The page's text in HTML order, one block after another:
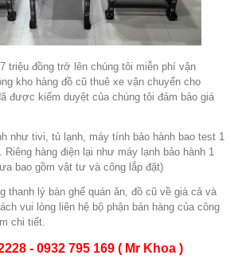
triệu đồng trở lên chúng tôi miễn phí vận
kho hàng đồ cũ thuê xe vận chuyển cho
được kiểm duyệt của chúng tôi đảm bảo giá
như tivi, tủ lạnh, máy tính bảo hành bao test 1
Riêng hàng điện lại như máy lạnh bảo hành 1
bao gồm vật tư và công lắp đặt)
thanh lý bàn ghế quán ăn, đồ cũ về giá cả và
vui lòng liên hệ bộ phận bán hàng của công
chi tiết.
- 0932 795 169 ( Mr Khoa )